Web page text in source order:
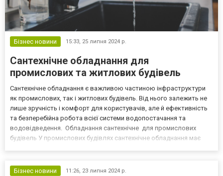
Бізнес новини 15:33, 25 липня 2024 р.
Сантехнічне обладнання для
промислових та житлових будівель
Сантехнічне обладнання є важливою частиною інфраструктури
як промислових, так і житлових будівель. Від нього залежить не
лише зручність і комфорт для користувачів, але й ефективність
та безперебійна робота всієї системи водопостачання та
водовідведення. Обладнання сантехнічне для промислових
будівель У промислових будівлях сантехнічне обладнання має
Бізнес новини
11:26, 23 липня 2024 р.